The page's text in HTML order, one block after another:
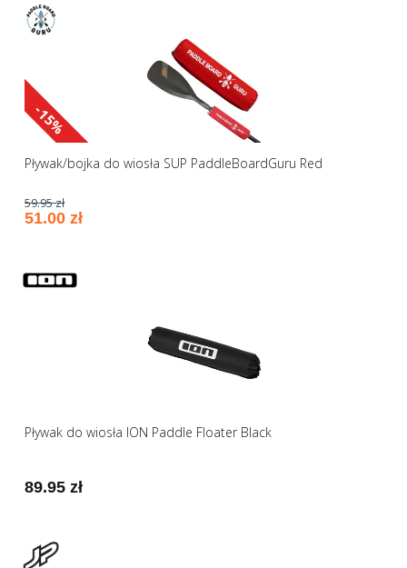
-15%
Pływak/bojka do wiosła SUP PaddleBoardGuru Red
59.95 zł
51.00 zł
Pływak do wiosła ION Paddle Floater Black
89.95 zł